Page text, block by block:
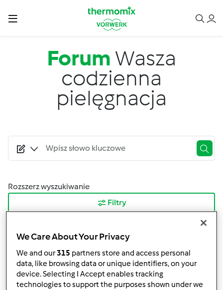
Forum Wasza
codzienna
pielęgnacja
Rozszerz wyszukiwanie
Filtry
Najnowsze wyniki
Wyników na stronę:
10
We Care About Your Privacy
We and our315 partners store and access personal
data, like browsing data or unique identifiers, on your
device. Selecting I Accept enables tracking
technologies to support the purposes shown under we